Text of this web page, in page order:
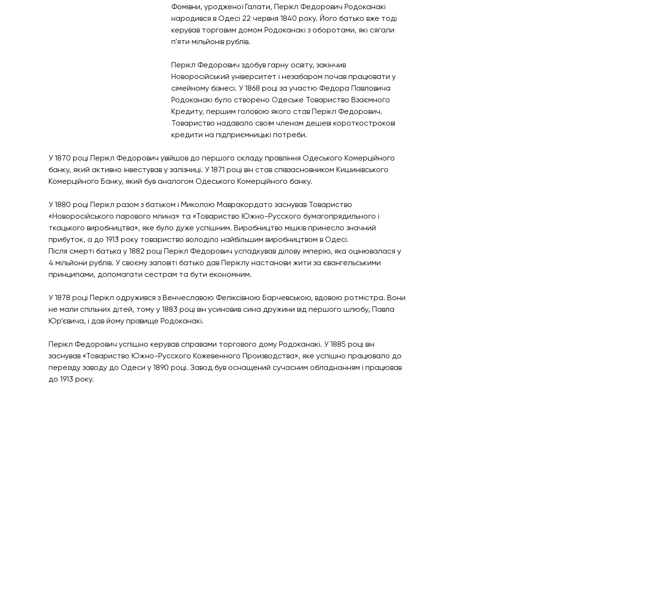
Фомівни, уродженої Галати, Перікл Федорович Родоканакі
народився в Одесі 22 червня 1840 року. Його батько вже тоді
керував торговим домом Родоканакі з оборотами, які сягали
п'яти мільйонів рублів.
Перікл Федорович здобув гарну освіту, закінчив
Новоросійський університет і незабаром почав працювати у
сімейному бізнесі. У 1868 році за участю Федора Павловича
Родоканакі було створено Одеське Товариство Взаємного
Кредиту, першим головою якого став Перікл Федорович.
Товариство надавало своїм членам дешеві короткострокові
кредити на підприємницькі потреби.
У 1870 році Перікл Федорович увійшов до першого складу правління Одеського Комерційного
банку, який активно інвестував у залізниці. У 1871 році він став співзасновником Кишинівського
Комерційного Банку, який був аналогом Одеського Комерційного банку.
У 1880 році Перікл разом з батьком і Миколою Мавракордато заснував Товариство
«Новоросійського парового млина» та «Товариство Южно-Русского бумагопрядильного і
ткацького виробництва», яке було дуже успішним. Виробництво мішків принесло значний
прибуток, а до 1913 року товариство володіло найбільшим виробництвом в Одесі.
Після смерті батька у 1882 році Перікл Федорович успадкував ділову імперію, яка оцінювалася у
4 мільйони рублів. У своєму заповіті батько дав Періклу настанови жити за євангельськими
принципами, допомагати сестрам та бути економним.
У 1878 році Перікл одружився з Венчеславою Феліксівною Барчевською, вдовою ротмістра. Вони
не мали спільних дітей, тому у 1883 році він усиновив сина дружини від першого шлюбу, Павла
Юр’євича, і дав йому прізвище Родоканакі.
Перікл Федорович успішно керував справами торгового дому Родоканакі. У 1885 році він
заснував «Товариство Южно-Русского Кожевенного Производства», яке успішно працювало до
переїзду заводу до Одеси у 1890 році. Завод був оснащений сучасним обладнанням і працював
до 1913 року.